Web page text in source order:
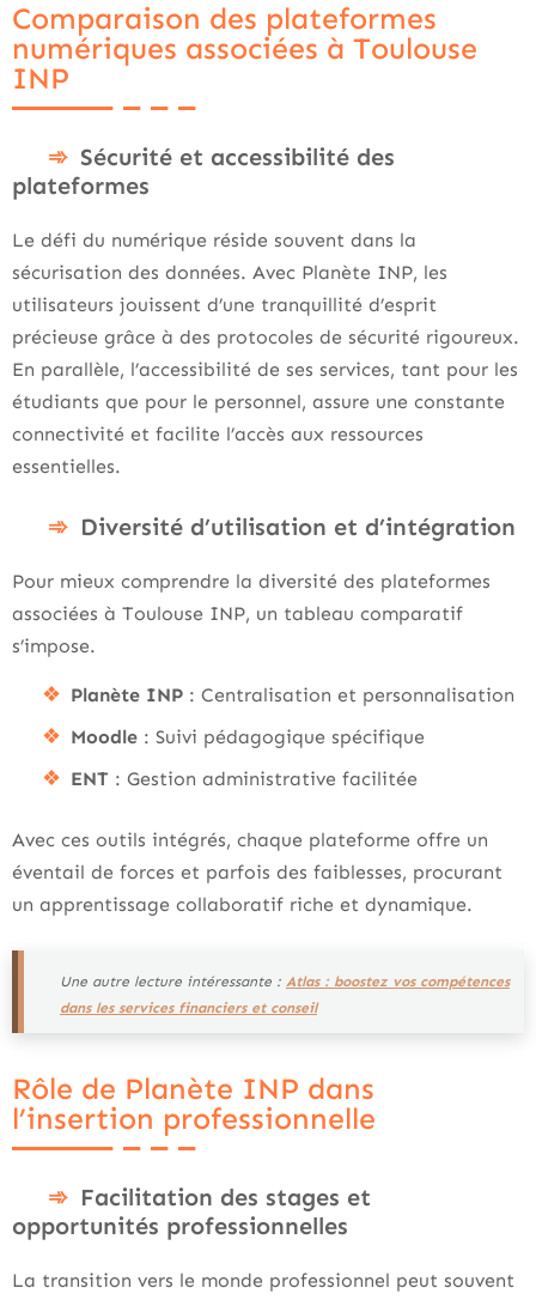
Comparaison des plateformes
numériques associées à Toulouse
INP
Sécurité et accessibilité des
plateformes
Le défi du numérique réside souvent dans la
sécurisation des données. Avec Planète INP, les
utilisateurs jouissent d’une tranquillité d’esprit
précieuse grâce à des protocoles de sécurité rigoureux.
En parallèle, l’accessibilité de ses services, tant pour les
étudiants que pour le personnel, assure une constante
connectivité et facilite l’accès aux ressources
essentielles.
Diversité d’utilisation et d’intégration
Pour mieux comprendre la diversité des plateformes
associées à Toulouse INP, un tableau comparatif
s’impose.
Planète INP : Centralisation et personnalisation
Moodle : Suivi pédagogique spécifique
ENT : Gestion administrative facilitée
Avec ces outils intégrés, chaque plateforme offre un
éventail de forces et parfois des faiblesses, procurant
un apprentissage collaboratif riche et dynamique.
Une autre lecture intéressante : Atlas : boostez vos compétences
dans les services financiers et conseil
Rôle de Planète INP dans
l’insertion professionnelle
Facilitation des stages et
opportunités professionnelles
La transition vers le monde professionnel peut souvent